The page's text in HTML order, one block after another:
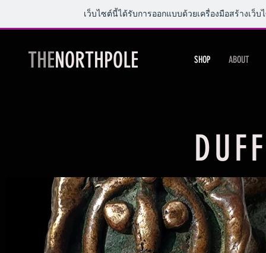
เว็บไซต์นี้ได้รับการออกแบบด้วยเครื่องมือสร้างเว็
THENORTHPOLE SHOP ABOUT